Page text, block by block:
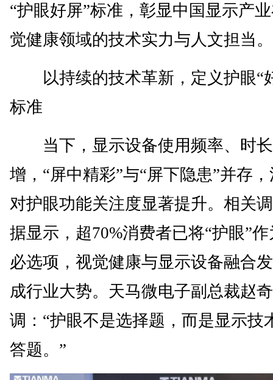
“护眼好屏”标准，彰显中国显示产
觉健康领域的技术实力与人文担当。
以持续的技术革新，定义护眼“
标准
当下，显示设备使用频率、时
增，“屏中精彩”与“屏下隐患”并存
对护眼功能关注度显著提升。相关
据显示，超70%消费者已将“护眼”
必选项，视觉健康与显示设备融合
成行业大势。天马微电子副总裁赵
调：“护眼不是选择题，而是显示技
答题。”